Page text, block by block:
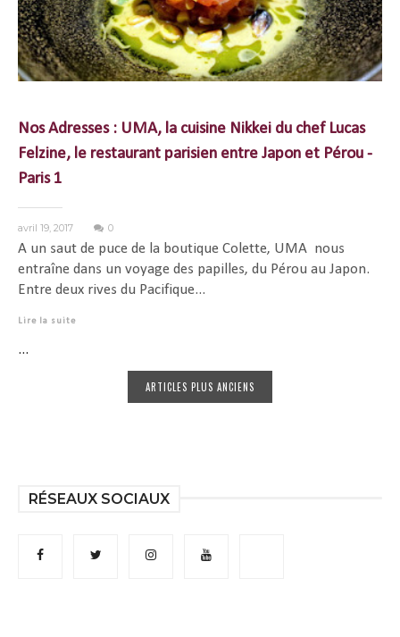
Nos Adresses : UMA, la cuisine Nikkei du chef Lucas
Felzine, le restaurant parisien entre Japon et Pérou -
Paris 1
avril 19, 2017 0
A un saut de puce de la boutique Colette, UMA nous
entraîne dans un voyage des papilles, du Pérou au Japon.
Entre deux rives du Pacifique...
Lire la suite
...
ARTICLES PLUS ANCIENS
RÉSEAUX SOCIAUX